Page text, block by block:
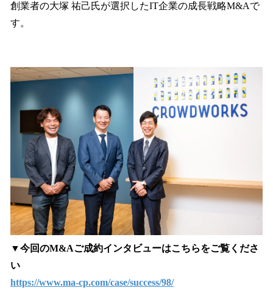
創業者の大塚 祐己氏が選択したIT企業の成長戦略M&Aで
す。
▼今回のM&Aご成約インタビューはこちらをご覧くださ
い
https://www.ma-cp.com/case/success/98/